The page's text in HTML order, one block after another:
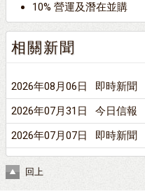
10% 營運及潛在並購
相關新聞
2026年08月06日 即時新聞
2026年07月31日
今日信報
2026年07月07日
即時新聞
回上